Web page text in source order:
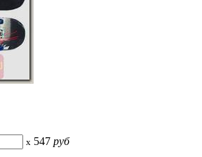
x 547 руб